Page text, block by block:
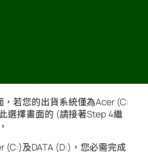
，若您的出貨系統僅為Acer (C:
選擇畫面的 (請接著Step 4繼
(C:)及DATA (D:)，您必需完成